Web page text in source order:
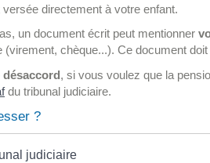
versée directement à votre enfant.
un document écrit peut mentionner
(virement, chèque...). Ce document
désaccord, si vous voulez que la
du tribunal judiciaire.
?
judiciaire